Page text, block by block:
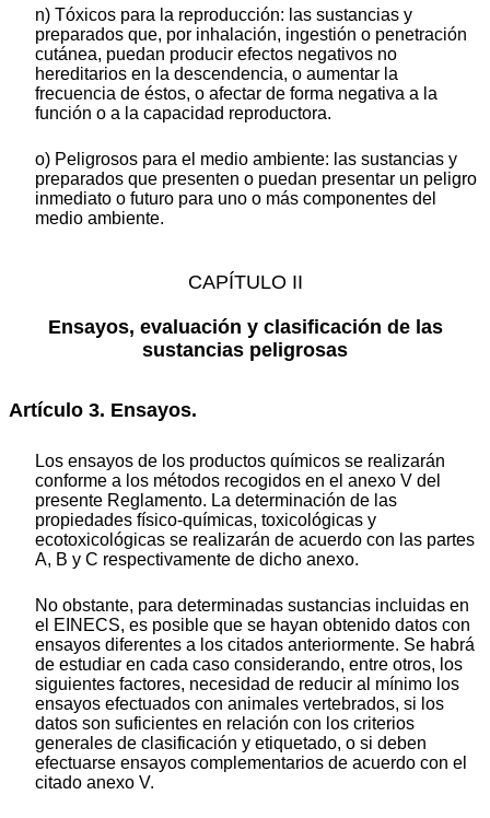
n) Tóxicos para la reproducción: las sustancias y
preparados que, por inhalación, ingestión o penetración
cutánea, puedan producir efectos negativos no
hereditarios en la descendencia, o aumentar la
frecuencia de éstos, o afectar de forma negativa a la
función o a la capacidad reproductora.
o) Peligrosos para el medio ambiente: las sustancias y
preparados que presenten o puedan presentar un peligro
inmediato o futuro para uno o más componentes del
medio ambiente.
CAPÍTULO II
Ensayos, evaluación y clasificación de las
sustancias peligrosas
Artículo 3. Ensayos.
Los ensayos de los productos químicos se realizarán
conforme a los métodos recogidos en el anexo V del
presente Reglamento. La determinación de las
propiedades físico-químicas, toxicológicas y
ecotoxicológicas se realizarán de acuerdo con las partes
A, B y C respectivamente de dicho anexo.
No obstante, para determinadas sustancias incluidas en
el EINECS, es posible que se hayan obtenido datos con
ensayos diferentes a los citados anteriormente. Se habrá
de estudiar en cada caso considerando, entre otros, los
siguientes factores, necesidad de reducir al mínimo los
ensayos efectuados con animales vertebrados, si los
datos son suficientes en relación con los criterios
generales de clasificación y etiquetado, o si deben
efectuarse ensayos complementarios de acuerdo con el
citado anexo V.